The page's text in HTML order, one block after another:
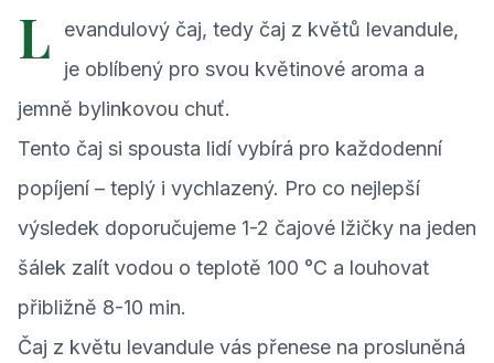
L
evandulový čaj, tedy čaj z květů levandule,
je oblíbený pro svou květinové aroma a
jemně bylinkovou chuť.
Tento čaj si spousta lidí vybírá pro každodenní
popíjení – teplý i vychlazený. Pro co nejlepší
výsledek doporučujeme 1-2 čajové lžičky na jeden
šálek zalít vodou o teplotě 100 °C a louhovat
přibližně 8-10 min.
Čaj z květu levandule vás přenese na prosluněná